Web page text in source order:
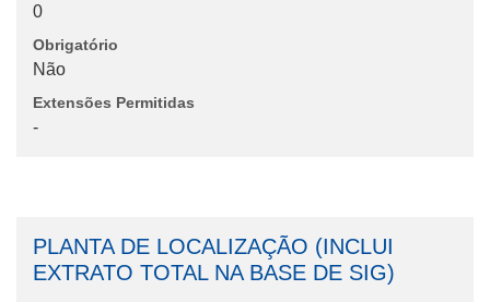
0
Obrigatório
Não
Extensões Permitidas
-
PLANTA DE LOCALIZAÇÃO (INCLUI
EXTRATO TOTAL NA BASE DE SIG)